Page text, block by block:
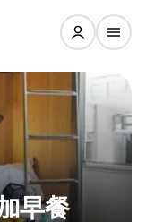
早餐